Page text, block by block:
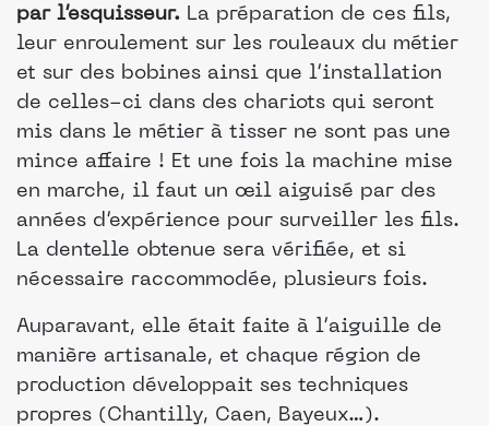
par l’esquisseur. La préparation de ces fils,
leur enroulement sur les rouleaux du métier
et sur des bobines ainsi que l’installation
de celles-ci dans des chariots qui seront
mis dans le métier à tisser ne sont pas une
mince affaire ! Et une fois la machine mise
en marche, il faut un œil aiguisé par des
années d’expérience pour surveiller les fils.
La dentelle obtenue sera vérifiée, et si
nécessaire raccommodée, plusieurs fois.
Auparavant, elle était faite à l’aiguille de
manière artisanale, et chaque région de
production développait ses techniques
propres (Chantilly, Caen, Bayeux…).